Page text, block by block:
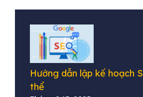
Hướng dẫn lập kế hoạch
thể